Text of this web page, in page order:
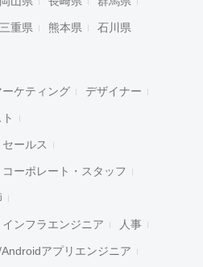
三重県 熊本県 石川県
ーケティング デザイナー
セールス
コーポレート・スタッフ
インフラエンジニア 人事
Androidアプリエンジニア